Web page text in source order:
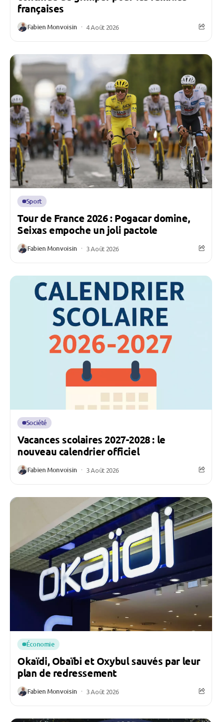
françaises
Fabien Monvoisin 4 Août 2026
Sport
Tour de France 2026 : Pogacar domine,
Seixas empoche un joli pactole
Fabien Monvoisin 3 Août 2026
Société
Vacances scolaires 2027-2028 : le
nouveau calendrier officiel
Fabien Monvoisin 3 Août 2026
Économie
Okaïdi, Obaïbi et Oxybul sauvés par leur
plan de redressement
Fabien Monvoisin 3 Août 2026